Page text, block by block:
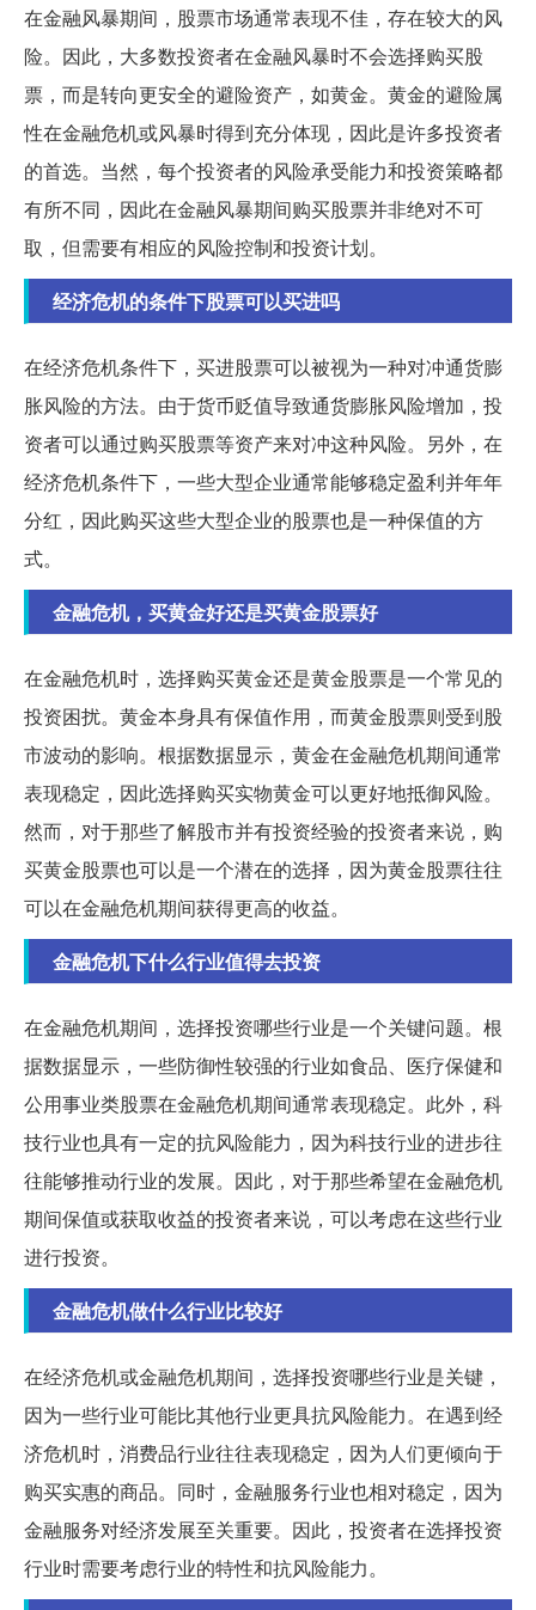
在金融风暴期间，股票市场通常表现不佳，存在较大的风
险。因此，大多数投资者在金融风暴时不会选择购买股
票，而是转向更安全的避险资产，如黄金。黄金的避险属
性在金融危机或风暴时得到充分体现，因此是许多投资者
的首选。当然，每个投资者的风险承受能力和投资策略都
有所不同，因此在金融风暴期间购买股票并非绝对不可
取，但需要有相应的风险控制和投资计划。
经济危机的条件下股票可以买进吗
在经济危机条件下，买进股票可以被视为一种对冲通货膨
胀风险的方法。由于货币贬值导致通货膨胀风险增加，投
资者可以通过购买股票等资产来对冲这种风险。另外，在
经济危机条件下，一些大型企业通常能够稳定盈利并年年
分红，因此购买这些大型企业的股票也是一种保值的方
式。
金融危机，买黄金好还是买黄金股票好
在金融危机时，选择购买黄金还是黄金股票是一个常见的
投资困扰。黄金本身具有保值作用，而黄金股票则受到股
市波动的影响。根据数据显示，黄金在金融危机期间通常
表现稳定，因此选择购买实物黄金可以更好地抵御风险。
然而，对于那些了解股市并有投资经验的投资者来说，购
买黄金股票也可以是一个潜在的选择，因为黄金股票往往
可以在金融危机期间获得更高的收益。
金融危机下什么行业值得去投资
在金融危机期间，选择投资哪些行业是一个关键问题。根
据数据显示，一些防御性较强的行业如食品、医疗保健和
公用事业类股票在金融危机期间通常表现稳定。此外，科
技行业也具有一定的抗风险能力，因为科技行业的进步往
往能够推动行业的发展。因此，对于那些希望在金融危机
期间保值或获取收益的投资者来说，可以考虑在这些行业
进行投资。
金融危机做什么行业比较好
在经济危机或金融危机期间，选择投资哪些行业是关键，
因为一些行业可能比其他行业更具抗风险能力。在遇到经
济危机时，消费品行业往往表现稳定，因为人们更倾向于
购买实惠的商品。同时，金融服务行业也相对稳定，因为
金融服务对经济发展至关重要。因此，投资者在选择投资
行业时需要考虑行业的特性和抗风险能力。